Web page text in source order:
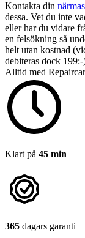
Kontakta din
dessa. Vet du inte
eller har du vidare
en felsökning så
helt utan kostnad
debiteras dock 199:-
Alltid med
Klart på 45 min
365 dagars garanti